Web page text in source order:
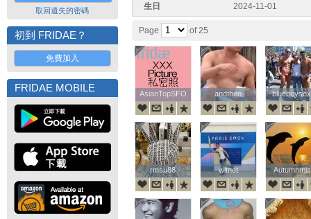
取回遺失的密碼
初到 FRIDAE？
免費加入
FRIDAE MOBILE
生日
2024-11-01
Page of 25
AsianTopSFO
AsianTopSFO andthen
andthen
rmsu88
rmsu88 wltnet
wltnet